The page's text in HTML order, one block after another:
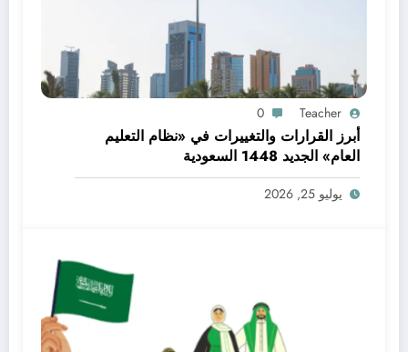
Teacher
0
أبرز القرارات والتغييرات في «نظام التعليم
العام» الجديد 1448 السعودية
يوليو 25, 2026